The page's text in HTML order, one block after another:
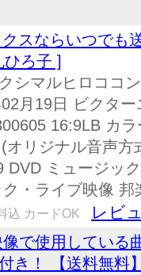
クスならいつで
ひろ子 ]
シマルヒロココ
月19日 ビクタ
16:9LB カ
オリジナル音声
DVD ミュージッ
・ライブ映像 邦
込 カードOK レビ
で使用している
き！ 【送料無